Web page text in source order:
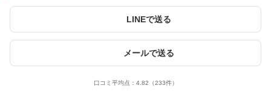
LINEで送る
メールで送る
口コミ平均点： 4.82 （233件）